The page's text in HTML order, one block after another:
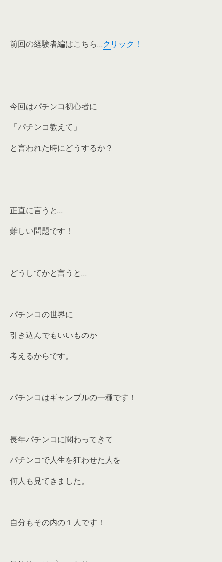
前回の経験者編はこちら…クリック！
今回はパチンコ初心者に
「パチンコ教えて」
と言われた時にどうするか？
正直に言うと…
難しい問題です！
どうしてかと言うと…
パチンコの世界に
引き込んでもいいものか
考えるからです。
パチンコはギャンブルの一種です！
長年パチンコに関わってきて
パチンコで人生を狂わせた人を
何人も見てきました。
自分もその内の１人です！